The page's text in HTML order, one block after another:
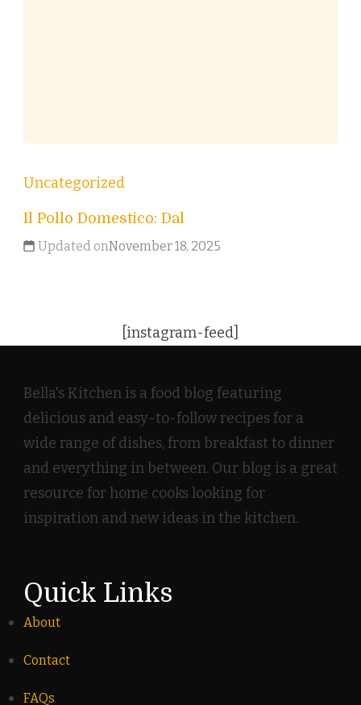
Uncategorized
Il Pollo Domestico: Dal
Updated onNovember 18, 2025
[instagram-feed]
Bella's Kitchen is a food blog featuring
delicious and easy-to-follow recipes for a
wide range of dishes, from breakfast to dinner
and everything in between. Our blog is a great
resource for home cooks looking for
inspiration and new ideas in the kitchen.
Quick Links
About
Contact
FAQs